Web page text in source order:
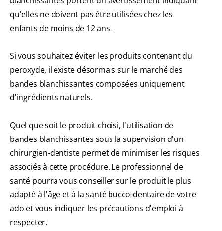
qu'elles ne doivent pas être utilisées chez les
enfants de moins de 12 ans.
Si vous souhaitez éviter les produits contenant du
peroxyde, il existe désormais sur le marché des
bandes blanchissantes composées uniquement
d'ingrédients naturels.
Quel que soit le produit choisi, l'utilisation de
bandes blanchissantes sous la supervision d'un
chirurgien-dentiste permet de minimiser les risques
associés à cette procédure. Le professionnel de
santé pourra vous conseiller sur le produit le plus
adapté à l'âge et à la santé bucco-dentaire de votre
ado et vous indiquer les précautions d'emploi à
respecter.